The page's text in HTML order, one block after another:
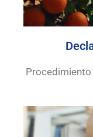
Procedimiento